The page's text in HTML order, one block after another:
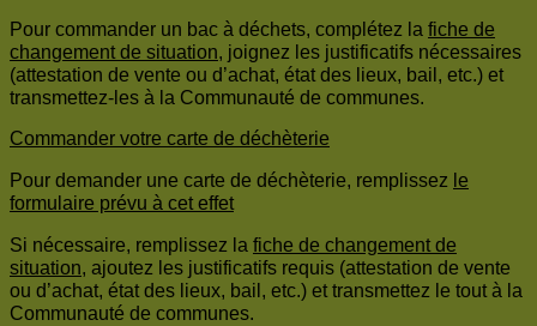
Pour commander un bac à déchets, complétez la fiche de
changement de situation, joignez les justificatifs nécessaires
(attestation de vente ou d’achat, état des lieux, bail, etc.) et
transmettez-les à la Communauté de communes.
Commander votre carte de déchèterie
Pour demander une carte de déchèterie, remplissez le
formulaire prévu à cet effet
Si nécessaire, remplissez la fiche de changement de
situation, ajoutez les justificatifs requis (attestation de vente
ou d’achat, état des lieux, bail, etc.) et transmettez le tout à la
Communauté de communes.